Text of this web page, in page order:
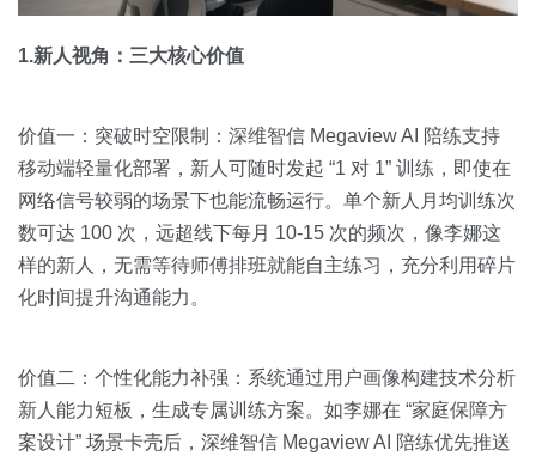
1.新人视角：三大核心价值
价值一：突破时空限制：深维智信 Megaview AI 陪练支持
移动端轻量化部署，新人可随时发起 “1 对 1” 训练，即使在
网络信号较弱的场景下也能流畅运行。单个新人月均训练次
数可达 100 次，远超线下每月 10-15 次的频次，像李娜这
样的新人，无需等待师傅排班就能自主练习，充分利用碎片
化时间提升沟通能力。
价值二：个性化能力补强：系统通过用户画像构建技术分析
新人能力短板，生成专属训练方案。如李娜在 “家庭保障方
案设计” 场景卡壳后，深维智信 Megaview AI 陪练优先推送